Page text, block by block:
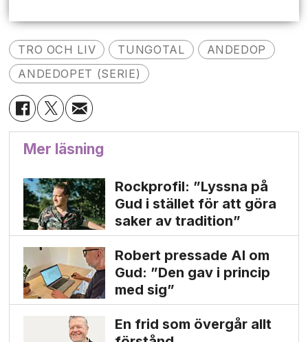
TRO OCH LIV TUNGOTAL
ANDEDOP
ANDEDOPET (SERIE)
Mer läsning
Rockprofil: ”Lyssna på
Gud i stället för att göra
saker av tradition”
Robert pressade Al om
Gud: ”Den gav i princip
med sig”
En frid som övergår allt